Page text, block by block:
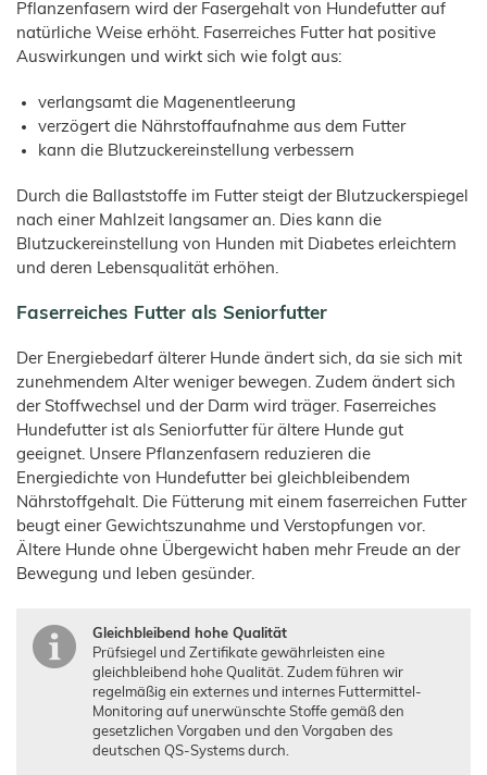
Pflanzenfasern wird der Fasergehalt von Hundefutter auf
natürliche Weise erhöht. Faserreiches Futter hat positive
Auswirkungen und wirkt sich wie folgt aus:
verlangsamt die Magenentleerung
verzögert die Nährstoffaufnahme aus dem Futter
kann die Blutzuckereinstellung verbessern
Durch die Ballaststoffe im Futter steigt der Blutzuckerspiegel
nach einer Mahlzeit langsamer an. Dies kann die
Blutzuckereinstellung von Hunden mit Diabetes erleichtern
und deren Lebensqualität erhöhen.
Faserreiches Futter als Seniorfutter
Der Energiebedarf älterer Hunde ändert sich, da sie sich mit
zunehmendem Alter weniger bewegen. Zudem ändert sich
der Stoffwechsel und der Darm wird träger. Faserreiches
Hundefutter ist als Seniorfutter für ältere Hunde gut
geeignet. Unsere Pflanzenfasern reduzieren die
Energiedichte von Hundefutter bei gleichbleibendem
Nährstoffgehalt. Die Fütterung mit einem faserreichen Futter
beugt einer Gewichtszunahme und Verstopfungen vor.
Ältere Hunde ohne Übergewicht haben mehr Freude an der
Bewegung und leben gesünder.
Gleichbleibend hohe Qualität
Prüfsiegel und Zertifikate gewährleisten eine
gleichbleibend hohe Qualität. Zudem führen wir
regelmäßig ein externes und internes Futtermittel-
Monitoring auf unerwünschte Stoffe gemäß den
gesetzlichen Vorgaben und den Vorgaben des
deutschen QS-Systems durch.